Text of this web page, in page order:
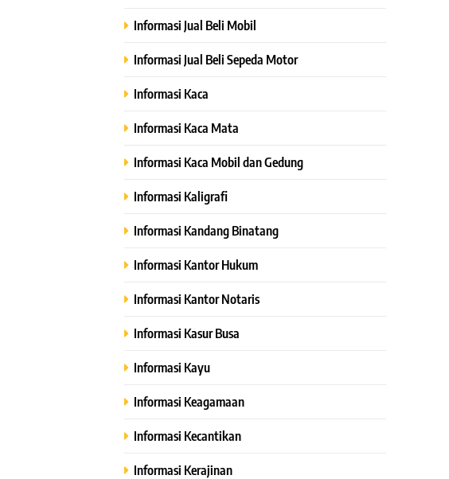
Informasi Jual Beli Mobil
Informasi Jual Beli Sepeda Motor
Informasi Kaca
Informasi Kaca Mata
Informasi Kaca Mobil dan Gedung
Informasi Kaligrafi
Informasi Kandang Binatang
Informasi Kantor Hukum
Informasi Kantor Notaris
Informasi Kasur Busa
Informasi Kayu
Informasi Keagamaan
Informasi Kecantikan
Informasi Kerajinan